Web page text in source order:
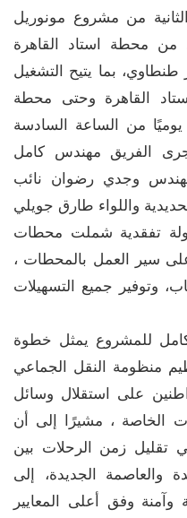
من مشروع مونوريل
محطة استاد القاهرة
بما يتيح التشغيل
القاهرة وحتى محطة
من الساعة السادسة
الفريق مهندس كامل
وجدي رضوان نائب
واللواء طارق جويلي
تفقدية شملت محطات
سير العمل بالمحطات ،
وتوفير جميع التسهيلات
للمشروع يمثل خطوة
منظومة النقل الجماعي
على استقلال وسائل
الخاصة ، مشيرًا إلى أن
زمن الرحلات بين
والعاصمة الجديدة، إلى
وفق أعلى المعايير